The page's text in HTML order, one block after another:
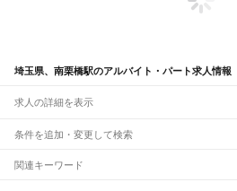
埼玉県、南栗橋駅のアルバイト・パート求人情報
求人の詳細を表示
条件を追加・変更して検索
市区町村を追加・変更
関連キーワード